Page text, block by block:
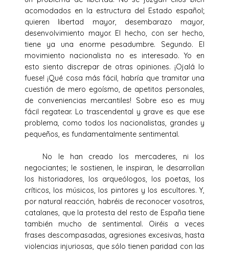
acomodados en la estructura del Estado español;
quieren libertad mayor, desembarazo mayor,
desenvolvimiento mayor. El hecho, con ser hecho,
tiene ya una enorme pesadumbre. Segundo. El
movimiento nacionalista no es interesado. Yo en
esto siento discrepar de otras opiniones. ¡Ojalá lo
fuese! ¡Qué cosa más fácil, habría que tramitar una
cuestión de mero egoísmo, de apetitos personales,
de conveniencias mercantiles! Sobre eso es muy
fácil regatear. Lo trascendental y grave es que ese
problema, como todos los nacionalistas, grandes y
pequeños, es fundamentalmente sentimental.
No le han creado los mercaderes, ni los
negociantes; le sostienen, le inspiran, le desarrollan
los historiadores, los arqueólogos, los poetas, los
críticos, los músicos, los pintores y los escultores. Y,
por natural reacción, habréis de reconocer vosotros,
catalanes, que la protesta del resto de España tiene
también mucho de sentimental. Oiréis a veces
frases descompasadas, agresiones excesivas, hasta
violencias injuriosas, que sólo tienen paridad con las